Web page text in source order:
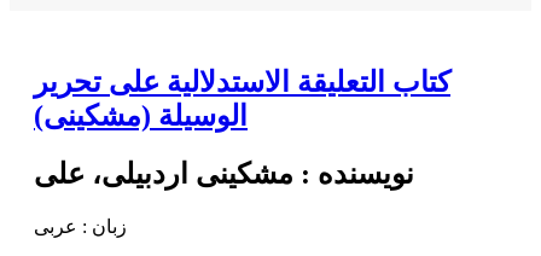
کتاب التعليقة الاستدلالية علی تحرير
الوسيلة (مشکینی)
نویسنده : مشکینی اردبیلی، علی
زبان : عربی